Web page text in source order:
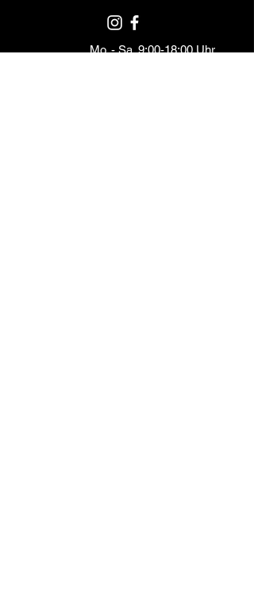
Mo. - Sa. 9:00-18:00 Uhr